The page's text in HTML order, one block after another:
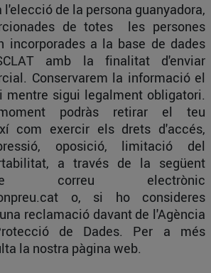
de la persona guanyadora,
de totes les persones
incorporades a la base de dades
amb la finalitat d'enviar
Conservarem la informació el
mentre sigui legalment obligatori.
podràs retirar el teu
com exercir els drets d'accés,
oposició, limitació del
a través de la següent
correu electrònic
o, si ho consideres
reclamació davant de l'Agència
de Dades. Per a més
la nostra pàgina web.